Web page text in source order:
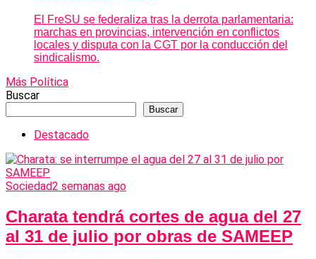
El FreSU se federaliza tras la derrota parlamentaria:
marchas en provincias, intervención en conflictos
locales y disputa con la CGT por la conducción del
sindicalismo.
Más Política
Buscar
Buscar
Destacado
Sociedad2 semanas ago
Charata tendrá cortes de agua del 27
al 31 de julio por obras de SAMEEP